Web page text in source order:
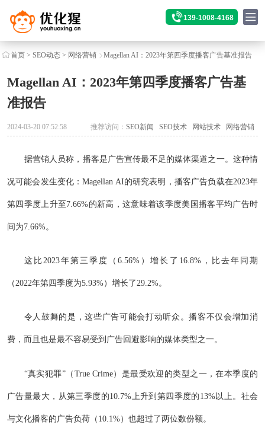
139-1008-4168
首页> SEO动态> 网络营销 Magellan AI：2023年第四季度播客广告基准报告
Magellan AI：2023年第四季度播客广告基
准报告
2024-03-20 07:52:58 推荐访问：SEO新闻 SEO技术 网站技术 网络营销
据营销人员称，播客是广告宣传最不足的媒体渠道之一。这种情
况可能会发生变化：Magellan AI的研究表明，播客广告负载在2023年
第四季度上升至7.66%的新高，这意味着该季度美国播客平均广告时
间为7.66%。
这比2023年第三季度（6.56%）增长了16.8%，比去年同期
（2022年第四季度为5.93%）增长了29.2%。
令人鼓舞的是，这些广告可能会打动听众。播客不仅会增加消
费，而且也是最不容易受到广告回避影响的媒体类型之一。
“真实犯罪”（True Crime）是最受欢迎的类型之一，在本季度的
广告量最大，从第三季度的10.7%上升到第四季度的13%以上。社会
与文化播客的广告负荷（10.1%）也超过了两位数份额。